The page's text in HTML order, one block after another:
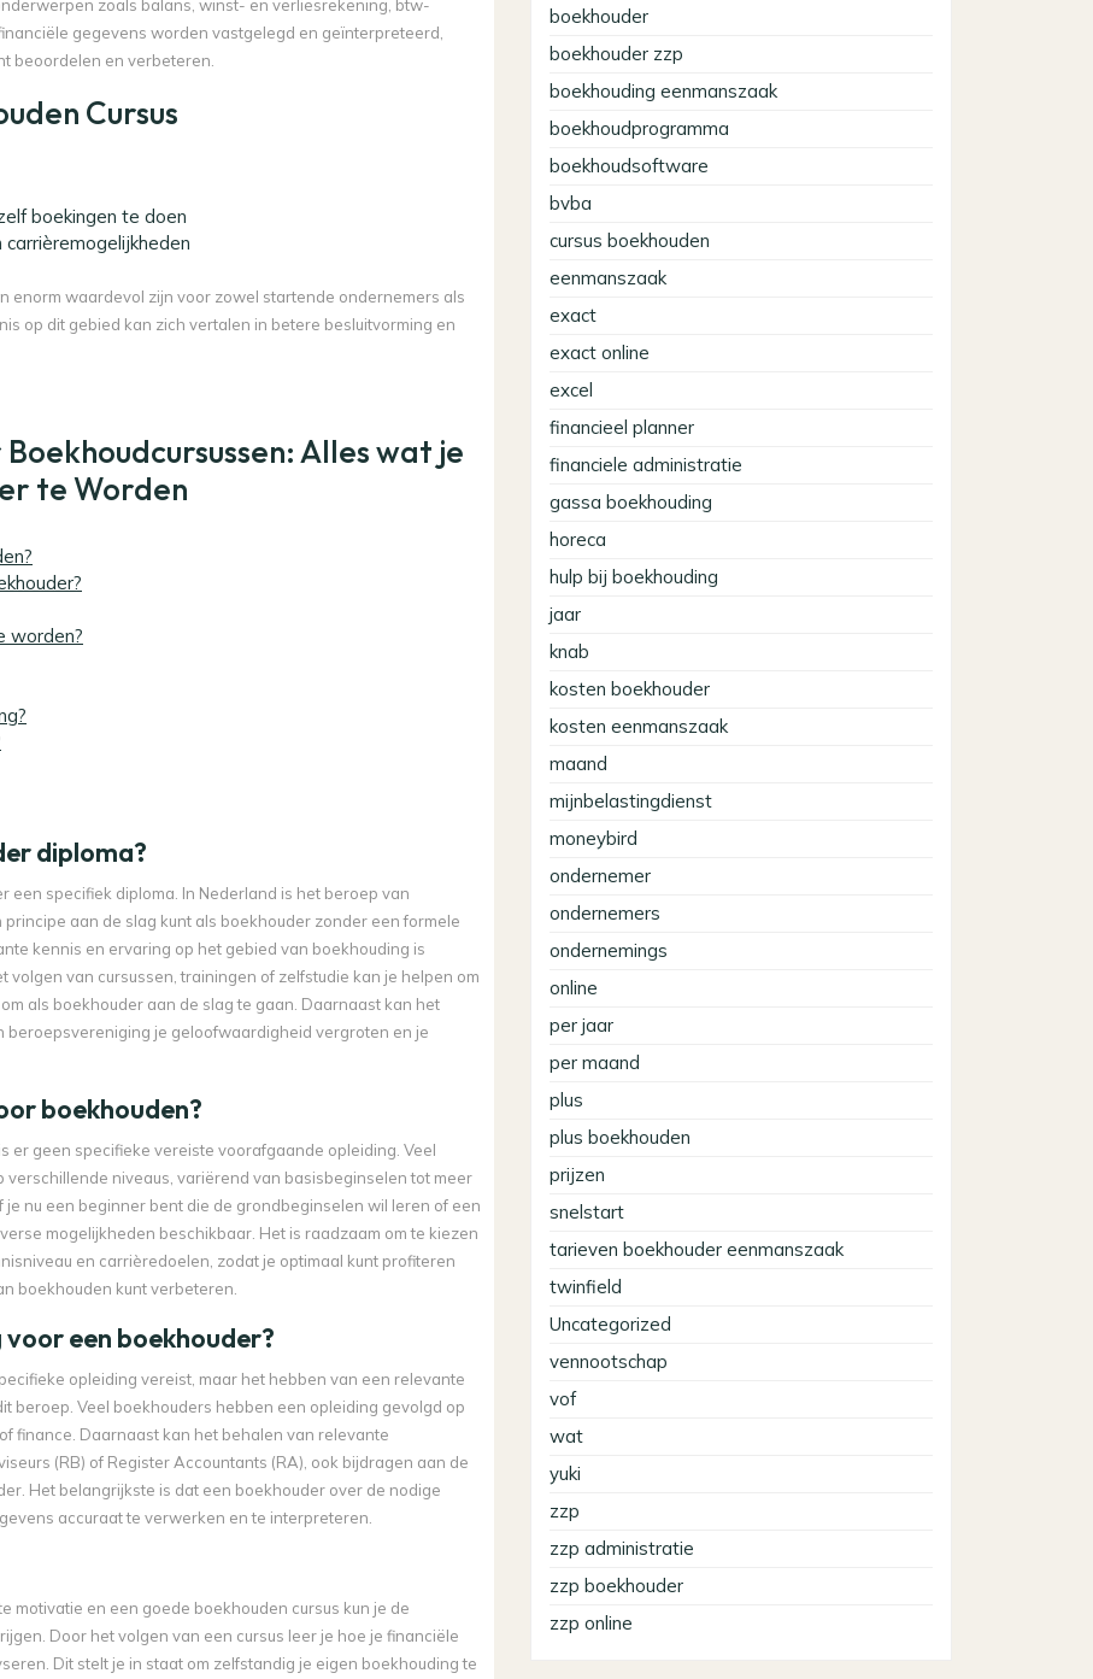
zoals balans, winst- en verliesrekening, btw-
gegevens worden vastgelegd en geïnterpreteerd,
beoordelen en verbeteren.
Cursus
boekingen te doen
enorm waardevol zijn voor zowel startende ondernemers als
op dit gebied kan zich vertalen in betere besluitvorming en
Alles wat je
te Worden
worden?
diploma?
een specifiek diploma. In Nederland is het beroep van
aan de slag kunt als boekhouder zonder een formele
kennis en ervaring op het gebied van boekhouding is
volgen van cursussen, trainingen of zelfstudie kan je helpen om
als boekhouder aan de slag te gaan. Daarnaast kan het
je geloofwaardigheid vergroten en je
boekhouden?
er geen specifieke vereiste voorafgaande opleiding. Veel
niveaus, variërend van basisbeginselen tot meer
nu een beginner bent die de grondbeginselen wil leren of een
mogelijkheden beschikbaar. Het is raadzaam om te kiezen
en carrièredoelen, zodat je optimaal kunt profiteren
boekhouden kunt verbeteren.
een boekhouder?
opleiding vereist, maar het hebben van een relevante
beroep. Veel boekhouders hebben een opleiding gevolgd op
finance. Daarnaast kan het behalen van relevante
(RB) of Register Accountants (RA), ook bijdragen aan de
Het belangrijkste is dat een boekhouder over de nodige
accuraat te verwerken en te interpreteren.
motivatie en een goede boekhouden cursus kun je de
Door het volgen van een cursus leer je hoe je financiële
Dit stelt je in staat om zelfstandig je eigen boekhouding te
boekhouder
boekhouder zzp
boekhouding eenmanszaak
boekhoudprogramma
boekhoudsoftware
bvba
cursus boekhouden
eenmanszaak
exact
exact online
excel
financieel planner
financiele administratie
gassa boekhouding
horeca
hulp bij boekhouding
jaar
knab
kosten boekhouder
kosten eenmanszaak
maand
mijnbelastingdienst
moneybird
ondernemer
ondernemers
ondernemings
online
per jaar
per maand
plus
plus boekhouden
prijzen
snelstart
tarieven boekhouder eenmanszaak
twinfield
Uncategorized
vennootschap
vof
wat
yuki
zzp
zzp administratie
zzp boekhouder
zzp online